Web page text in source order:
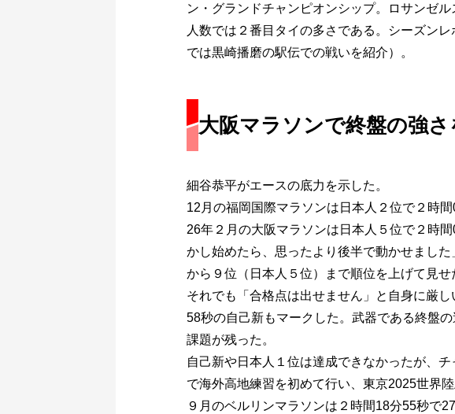
ン・グランドチャンピオンシップ。ロサンゼ
人数では２番目タイの多さである。シーズン
では黒崎播磨の駅伝での戦いを紹介）。
大阪マラソンで終盤の強
細谷恭平がエースの底力を示した。
12月の福岡国際マラソンは日本人２位で２時
26年２月の大阪マラソンは日本人５位で２時
かし始めたら、思ったより後半で動かせまし
から９位（日本人５位）まで順位を上げて見せ
それでも「合格点は出せません」と自身に厳
58秒の自己新もマークした。武器である終盤
課題が残った。
自己新や日本人１位は達成できなかったが、
で海外高地練習を初めて行い、東京2025世界
９月のベルリンマラソンは２時間18分55秒で